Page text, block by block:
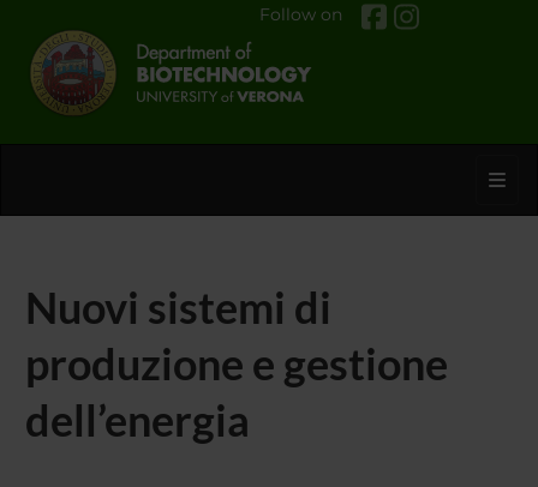
Follow on
Nuovi sistemi di
produzione e gestione
dell’energia